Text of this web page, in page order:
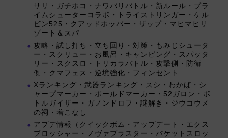
サリ・ガチホコ・ナワバリバトル・新ルール・プラ
イムシューターコラボ・トライストリンガー・ケル
ビン525・クアッドホッパー・ザップ・マヒマヒリ
ゾート＆スパ
攻略・試し打ち・立ち回り・対策・もみじシュータ
ー・スクリュー・お風呂・キャンピング・スパッタ
リー・スクスロ・トリカラバトル・攻撃側・防衛
側・クマフェス・逆境強化・フィンセント
Xランキング・武器ランキング・スシ・わかば・シ
ャープマーカー・ボールドマーカー・52ガロン・ボ
トルガイザー・ガノンドロフ・謎解き・ジウコウメ
の祠・着こなし
アプデ情報（クイックボム・アップデート・エクス
プロッシャー・ノヴァブラスター・バケットスロッ